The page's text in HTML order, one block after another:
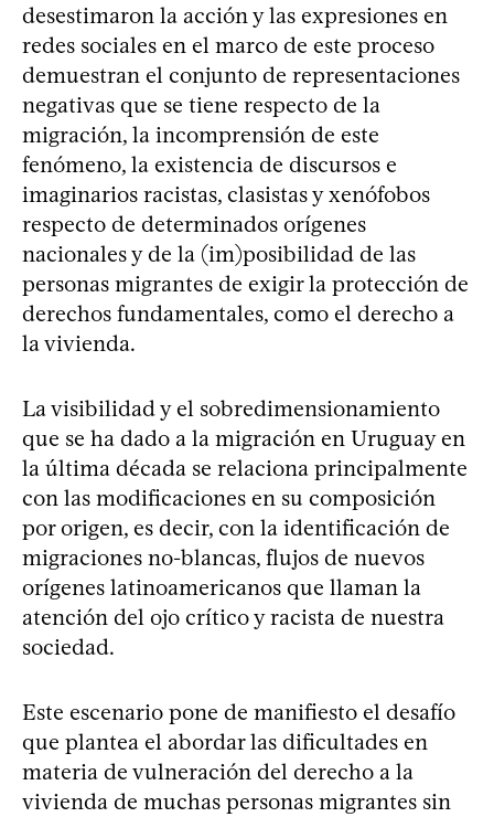
desestimaron la acción y las expresiones en
redes sociales en el marco de este proceso
demuestran el conjunto de representaciones
negativas que se tiene respecto de la
migración, la incomprensión de este
fenómeno, la existencia de discursos e
imaginarios racistas, clasistas y xenófobos
respecto de determinados orígenes
nacionales y de la (im)posibilidad de las
personas migrantes de exigir la protección de
derechos fundamentales, como el derecho a
la vivienda.
La visibilidad y el sobredimensionamiento
que se ha dado a la migración en Uruguay en
la última década se relaciona principalmente
con las modificaciones en su composición
por origen, es decir, con la identificación de
migraciones no-blancas, flujos de nuevos
orígenes latinoamericanos que llaman la
atención del ojo crítico y racista de nuestra
sociedad.
Este escenario pone de manifiesto el desafío
que plantea el abordar las dificultades en
materia de vulneración del derecho a la
vivienda de muchas personas migrantes sin